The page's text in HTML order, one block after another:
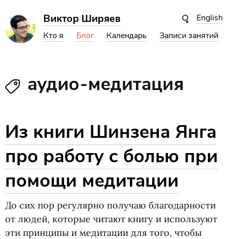
English
Виктор Ширяев
Кто я Блог Календарь Записи занятий
аудио-медитация
Из книги Шинзена Янга
про работу с болью при
помощи медитации
До сих пор регулярно получаю благодарности
от людей, которые читают книгу и используют
эти принципы и медитации для того, чтобы